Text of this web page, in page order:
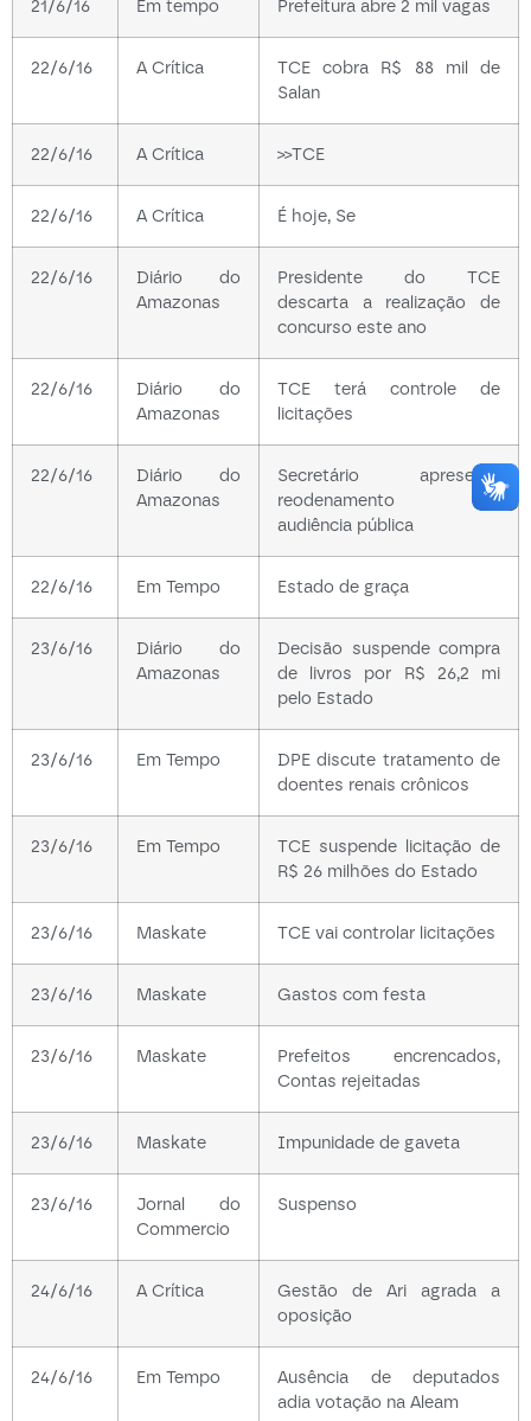
21/6/16 Em tempo Prefeitura abre 2 mil vagas
22/6/16 A Crítica
TCE cobra R$ 88 mil de
Salan
22/6/16 A Crítica >>TCE
22/6/16 A Crítica É hoje, Se
22/6/16
Diário do
Amazonas
Presidente do TCE
descarta a realização de
concurso este ano
22/6/16
Diário do
Amazonas
TCE terá controle de
licitações
22/6/16
Diário do
Amazonas
Secretário apresenta
reodenamento em
audiência pública
22/6/16 Em Tempo Estado de graça
23/6/16
Diário do
Amazonas
Decisão suspende compra
de livros por R$ 26,2 mi
pelo Estado
23/6/16 Em Tempo
DPE discute tratamento de
doentes renais crônicos
23/6/16 Em Tempo
TCE suspende licitação de
R$ 26 milhões do Estado
23/6/16 Maskate TCE vai controlar licitações
23/6/16 Maskate Gastos com festa
23/6/16 Maskate
Prefeitos encrencados,
Contas rejeitadas
23/6/16 Maskate Impunidade de gaveta
23/6/16
Jornal do
Commercio
Suspenso
24/6/16 A Crítica
Gestão de Ari agrada a
oposição
24/6/16 Em Tempo
Ausência de deputados
adia votação na Aleam